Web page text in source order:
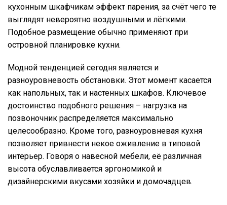
кухонным шкафчикам эффект парения, за счёт чего те
выглядят невероятно воздушными и лёгкими.
Подобное размещение обычно применяют при
островной планировке кухни.
Модной тенденцией сегодня является и
разноуровневость обстановки. Этот момент касается
как напольных, так и настенных шкафов. Ключевое
достоинство подобного решения – нагрузка на
позвоночник распределяется максимально
целесообразно. Кроме того, разноуровневая кухня
позволяет привнести некое оживление в типовой
интерьер. Говоря о навесной мебели, её различная
высота обуславливается эргономикой и
дизайнерскими вкусами хозяйки и домочадцев.